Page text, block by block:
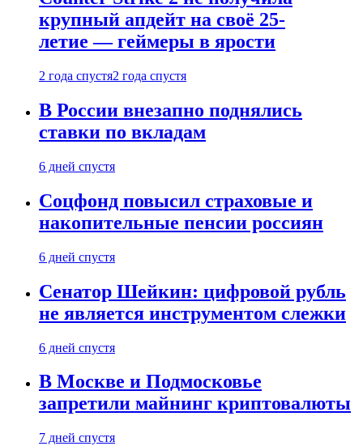
крупный апдейт на своё 25-
летие — геймеры в ярости
2 года спустя2 года спустя
В России внезапно поднялись
ставки по вкладам
6 дней спустя
Соцфонд повысил страховые и
накопительные пенсии россиян
6 дней спустя
Сенатор Шейкин: цифровой рубль
не является инструментом слежки
6 дней спустя
В Москве и Подмосковье
запретили майнинг криптовалюты
7 дней спустя